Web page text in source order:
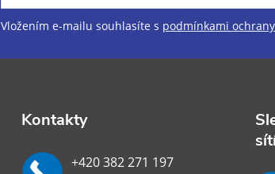
Vložením e-mailu souhlasíte s podmínkami
Kontakty
+420 382 271 197